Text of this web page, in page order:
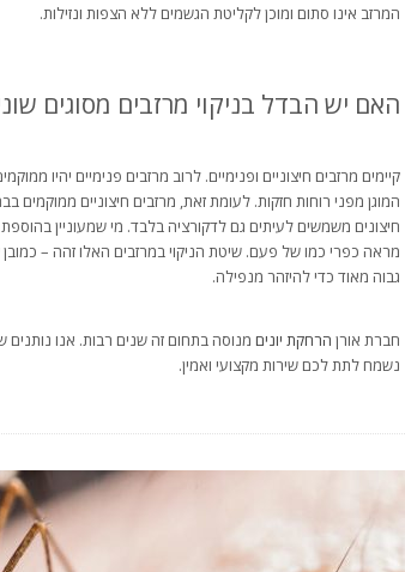
המרזב אינו סתום ומוכן לקליטת הגשמים ללא הצפות ונזילות.
האם יש הבדל בניקוי מרזבים מסוגים
קיימים מרזבים חיצוניים ופנימיים. לרוב מרזבים פנימיים יהיו
המוגן מפני רוחות חזקות. לעומת זאת, מרזבים חיצוניים ממוקמים
חיצונים משמשים לעיתים גם לדקורציה בלבד. מי שמעוניין
מראה כפרי כמו של פעם. שיטת הניקוי במרזבים האלו זהה – כמובן
גבוה מאוד כדי להיזהר מנפילה.
חברת אורן הרחקת יונים מנוסה בתחום זה שנים רבות. אנו נותנים
נשמח לתת לכם שירות מקצועי ואמין.